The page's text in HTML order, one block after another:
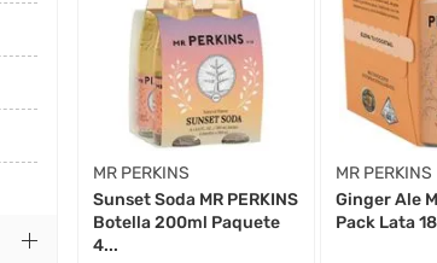
MR PERKINS
Sunset Soda MR PERKINS
Botella 200ml Paquete
4...
MR PERKINS
Ginger Ale
Pack Lata